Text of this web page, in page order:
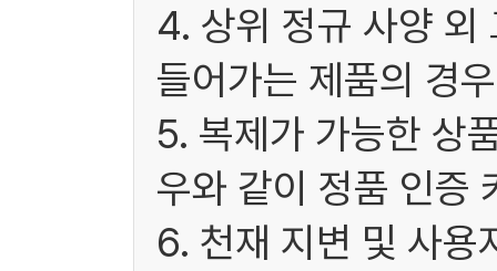
4. 상위 정규 사양 외
들어가는 제품의 경
5. 복제가 가능한 상
우와 같이 정품 인증
6. 천재 지변 및 사용